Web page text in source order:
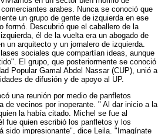
arabes. Nunca se conoció que
un grupo de gente de izquierda en ese
formó. Descubrió que el caballero de la
él de la vuelta era un abogado de
un arquitecto y un jornalero de izquierda.
sociales que compartían ideas, aunque
El grupo, que posteriormente se conoció
Popular Gamal Abdel Nassar (CUP), unió a
de difusión y de apoyo al UP.
una reunión por medio de panfletos
de vecinos por inoperante. " Al dar inicio a la
la había citado. Michel se fue al
fue quien escribió los panfletos y los
sido impresionante", dice Leila. "Imagínate